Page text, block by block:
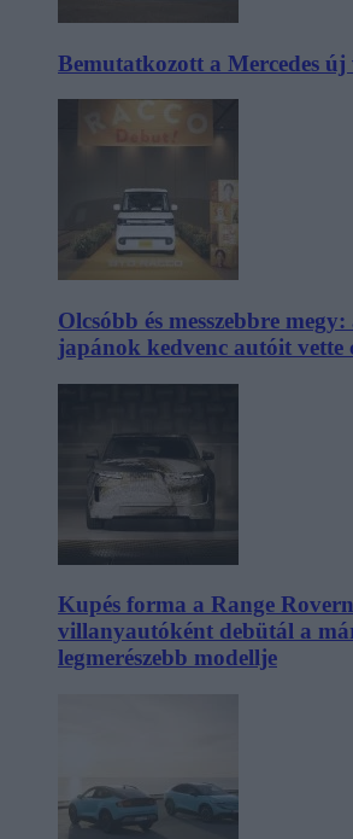
Bemutatkozott a Mercedes
Olcsóbb és messzebbre
japánok kedvenc autóit vette
Kupés forma a Range
villanyautóként debütál a
legmerészebb modellje